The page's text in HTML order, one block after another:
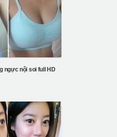
ngực nội soi full HD